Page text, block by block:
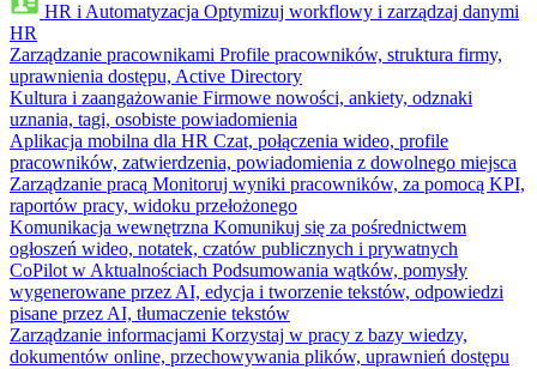
HR i Automatyzacja Optymizuj workflowy i zarządzaj danymi
HR
Zarządzanie pracownikami Profile pracowników, struktura firmy,
uprawnienia dostępu, Active Directory
Kultura i zaangażowanie Firmowe nowości, ankiety, odznaki
uznania, tagi, osobiste powiadomienia
Aplikacja mobilna dla HR Czat, połączenia wideo, profile
pracowników, zatwierdzenia, powiadomienia z dowolnego miejsca
Zarządzanie pracą Monitoruj wyniki pracowników, za pomocą KPI,
raportów pracy, widoku przełożonego
Komunikacja wewnętrzna Komunikuj się za pośrednictwem
ogłoszeń wideo, notatek, czatów publicznych i prywatnych
CoPilot w Aktualnościach Podsumowania wątków, pomysły
wygenerowane przez AI, edycja i tworzenie tekstów, odpowiedzi
pisane przez AI, tłumaczenie tekstów
Zarządzanie informacjami Korzystaj w pracy z bazy wiedzy,
dokumentów online, przechowywania plików, uprawnień dostępu